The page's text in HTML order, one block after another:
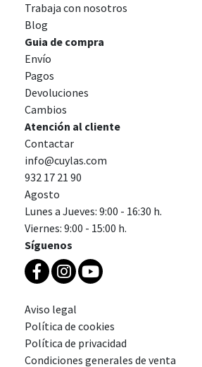
Trabaja con nosotros
Blog
Guia de compra
Envío
Pagos
Devoluciones
Cambios
Atención al cliente
Contactar
info@cuylas.com
932 17 21 90
Agosto
Lunes a Jueves: 9:00 - 16:30 h.
Viernes: 9:00 - 15:00 h.
Síguenos
Aviso legal
Política de cookies
Política de privacidad
Condiciones generales de venta